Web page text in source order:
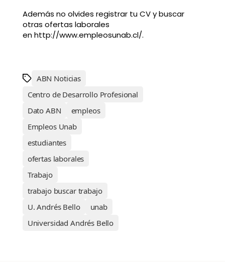
Además no olvides registrar tu CV y buscar
otras ofertas laborales
en http://www.empleosunab.cl/.
ABN Noticias
Centro de Desarrollo Profesional
Dato ABN
empleos
Empleos Unab
estudiantes
ofertas laborales
Trabajo
trabajo buscar trabajo
U. Andrés Bello
unab
Universidad Andrés Bello